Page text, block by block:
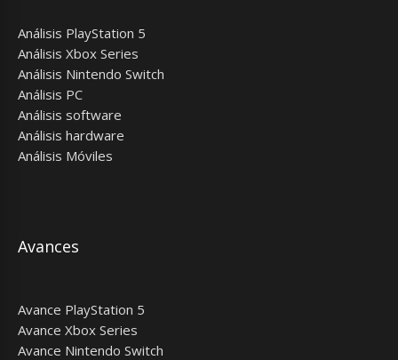
Análisis PlayStation 5
Análisis Xbox Series
Análisis Nintendo Switch
Análisis PC
Análisis software
Análisis hardware
Análisis Móviles
Avances
Avance PlayStation 5
Avance Xbox Series
Avance Nintendo Switch